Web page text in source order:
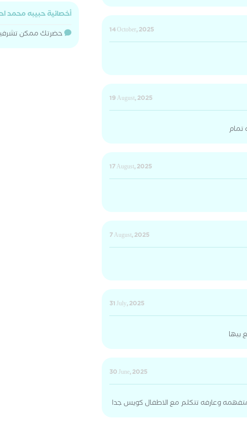
14 October, 2025
19 August, 2025
تمام
17 August, 2025
7 August, 2025
31 July, 2025
بيها
30 June, 2025
وعارفه تتكلم مع الاطفال كويس جدا
أخصائية حبيبه محمد
حضرتك ممكن